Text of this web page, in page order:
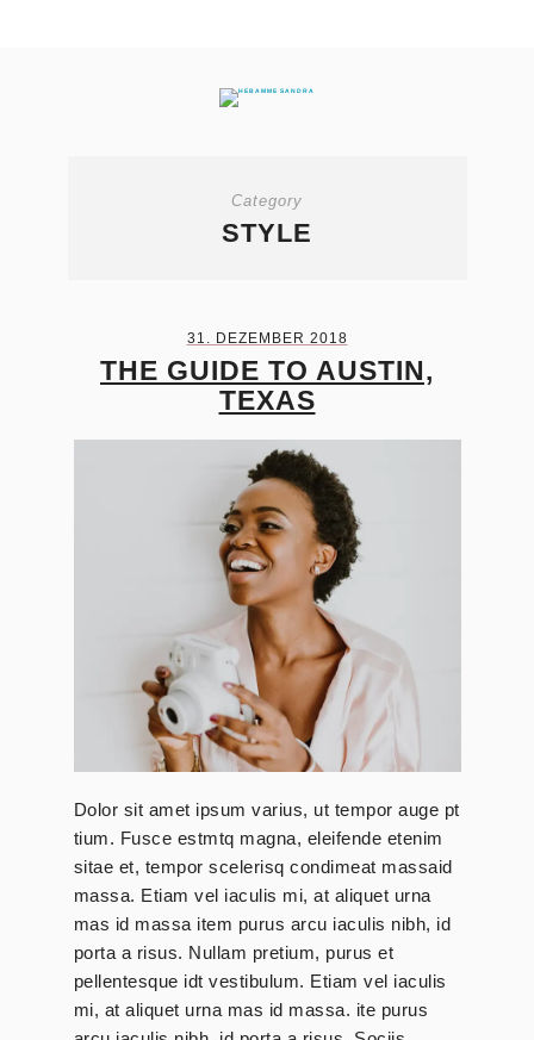
Category
STYLE
31. DEZEMBER 2018
THE GUIDE TO AUSTIN,
TEXAS
Dolor sit amet ipsum varius, ut tempor auge pt
tium. Fusce estmtq magna, eleifende etenim
sitae et, tempor scelerisq condimeat massaid
massa. Etiam vel iaculis mi, at aliquet urna
mas id massa item purus arcu iaculis nibh, id
porta a risus. Nullam pretium, purus et
pellentesque idt vestibulum. Etiam vel iaculis
mi, at aliquet urna mas id massa. ite purus